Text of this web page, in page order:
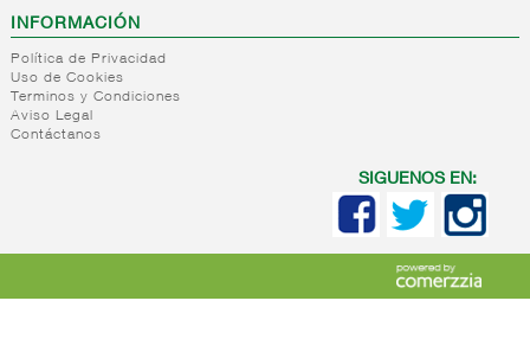
INFORMACIÓN
Política de Privacidad
Uso de Cookies
Terminos y Condiciones
Aviso Legal
Contáctanos
SIGUENOS EN: